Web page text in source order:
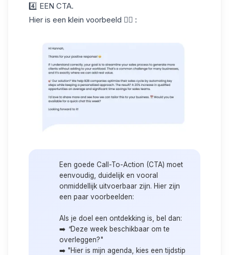
4️⃣ EEN CTA.
Hier is een klein voorbeeld 👇🏻 :
Een goede Call-To-Action (CTA) moet
eenvoudig, duidelijk en vooral
onmiddellijk uitvoerbaar zijn. Hier zijn
een paar voorbeelden:
Als je doel een ontdekking is, bel dan:
➡️ "Deze week beschikbaar om te
overleggen?"
➡️ "Hier is mijn agenda, kies een tijdstip